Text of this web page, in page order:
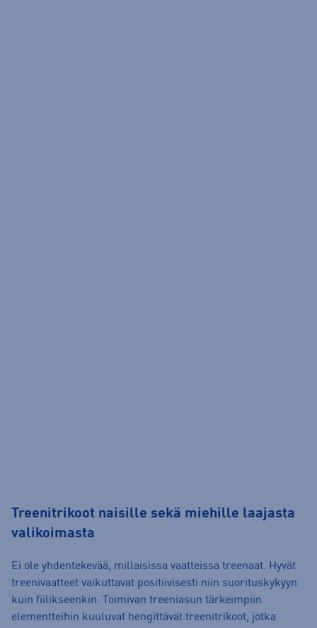
Treenitrikoot naisille sekä miehille laajasta
valikoimasta
Ei ole yhdentekevää, millaisissa vaatteissa treenaat. Hyvät
treenivaatteet vaikuttavat positiivisesti niin suorituskykyyn
kuin fiilikseenkin. Toimivan treeniasun tärkeimpiin
elementteihin kuuluvat hengittävät treenitrikoot, jotka